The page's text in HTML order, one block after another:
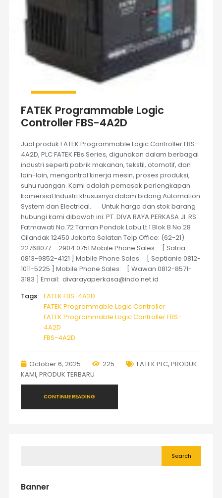
FATEK Programmable Logic
Controller FBS-4A2D
Jual produk FATEK Programmable Logic Controller FBS-
4A2D, PLC FATEK FBs Series, digunakan dalam berbagai
industri seperti pabrik makanan, tekstil, otomotif, dan
lain-lain, mengontrol kinerja mesin, proses produksi,
suhu ruangan. Kami adalah pemasok perlengkapan
komersial Industri khususnya dalam bidang Automation
System dan Electrical. Untuk harga dan stok barang
hubungi kami dibawah ini: PT. DIVA RAYA PERKASA Jl. RS
Fatmawati No.72 Taman Pondok Labu Lt.1 Blok B No.28
Cilandak 12450 Jakarta Selatan Telp Office: (62-21)
22768077 – 2904 0751 Mobile Phone Sales: [ Satria
0813-9852-4121 ] Mobile Phone Sales: [ Septianie 0812-
1011-5225 ] Mobile Phone Sales: [ Wawan 0812-8571-
3183 ] Email: divarayaperkasa@indo.net.id
Tags: FATEK FBS-4A2D
FATEK Programmable Logic Controller
FATEK Programmable Logic Controller FBS-
4A2D
FBS-4A2D
October 6, 2025 225 FATEK PLC, PRODUK
KAMI, PRODUK TERBARU
CONTINUE READING
Search
Banner